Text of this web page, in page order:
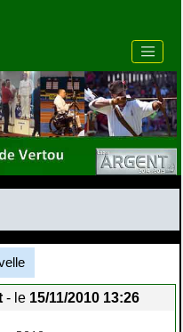
- le 15/11/2010 13:26